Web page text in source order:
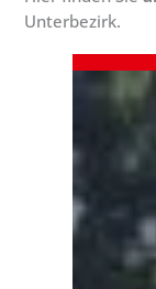
Unterbezirk.